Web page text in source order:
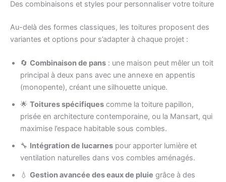
Des combinaisons et styles pour personnaliser votre toiture
Au-delà des formes classiques, les toitures proposent des
variantes et options pour s’adapter à chaque projet :
🔄 Combinaison de pans : une maison peut mêler un toit
principal à deux pans avec une annexe en appentis
(monopente), créant une silhouette unique.
🌟 Toitures spécifiques comme la toiture papillon,
prisée en architecture contemporaine, ou la Mansart, qui
maximise l’espace habitable sous combles.
🔧 Intégration de lucarnes pour apporter lumière et
ventilation naturelles dans vos combles aménagés.
💧 Gestion avancée des eaux de pluie grâce à des